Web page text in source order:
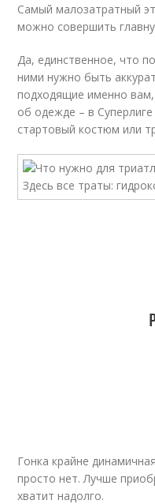
Самый малозатратный
можно совершить
Да, единственное, что
ними нужно быть
подходящие именно
об одежде – в
стартовый костюм или
Гонка крайне
просто нет. Лучше
хватит надолго.